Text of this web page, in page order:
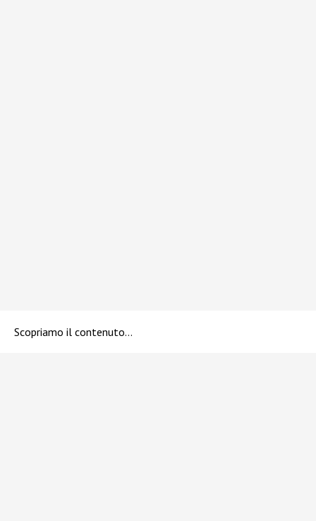
Scopriamo il contenuto…